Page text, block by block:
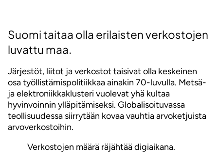
Suomi taitaa olla erilaisten verkostojen
luvattu maa.
Järjestöt, liitot ja verkostot taisivat olla keskeinen
osa työllistämispolitiikkaa ainakin 70-luvulla. Metsä-
ja elektroniikkaklusteri vuolevat yhä kultaa
hyvinvoinnin ylläpitämiseksi. Globalisoituvassa
teollisuudessa siirrytään kovaa vauhtia arvoketjuista
arvoverkostoihin.
Verkostojen määrä räjähtää digiaikana.